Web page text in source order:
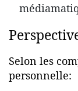
Selon les
personnelle: